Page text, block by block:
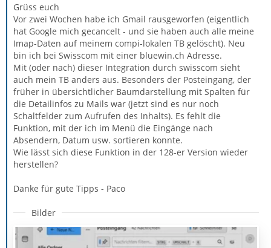
Grüss euch
Vor zwei Wochen habe ich Gmail rausgeworfen (eigentlich
hat Google mich gecancelt - und sie haben auch alle meine
Imap-Daten auf meinem compi-lokalen TB gelöscht). Neu
bin ich bei Swisscom mit einer bluewin.ch Adresse.
Mit (oder nach) dieser Integration durch swisscom sieht
auch mein TB anders aus. Besonders der Posteingang, der
früher in übersichtlicher Baumdarstellung mit Spalten für
die Detailinfos zu Mails war (jetzt sind es nur noch
Schaltfelder zum Aufrufen des Inhalts). Es fehlt die
Funktion, mit der ich im Menü die Eingänge nach
Absendern, Datum usw. sortieren konnte.
Wie lässt sich diese Funktion in der 128-er Version wieder
herstellen?
Danke für gute Tipps - Paco
Bilder